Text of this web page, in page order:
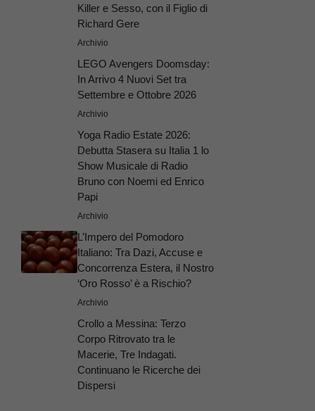
Killer e Sesso, con il Figlio di
Richard Gere
Archivio
LEGO Avengers Doomsday:
In Arrivo 4 Nuovi Set tra
Settembre e Ottobre 2026
Archivio
Yoga Radio Estate 2026:
Debutta Stasera su Italia 1 lo
Show Musicale di Radio
Bruno con Noemi ed Enrico
Papi
Archivio
L’Impero del Pomodoro
Italiano: Tra Dazi, Accuse e
Concorrenza Estera, il Nostro
‘Oro Rosso’ è a Rischio?
Archivio
Crollo a Messina: Terzo
Corpo Ritrovato tra le
Macerie, Tre Indagati.
Continuano le Ricerche dei
Dispersi